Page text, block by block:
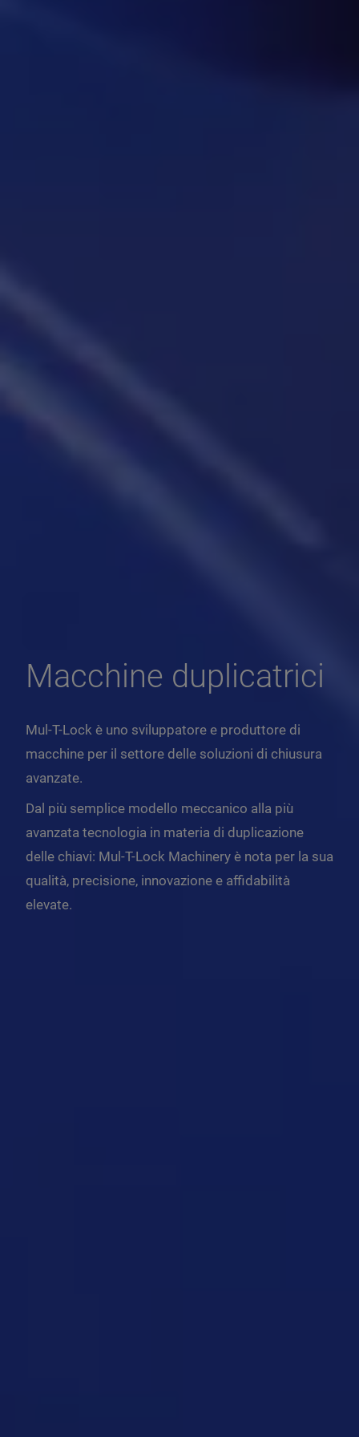
Macchine duplicatrici
Mul-T-Lock è uno sviluppatore e produttore di
macchine per il settore delle soluzioni di chiusura
avanzate.
Dal più semplice modello meccanico alla più
avanzata tecnologia in materia di duplicazione
delle chiavi: Mul-T-Lock Machinery è nota per la sua
qualità, precisione, innovazione e affidabilità
elevate.